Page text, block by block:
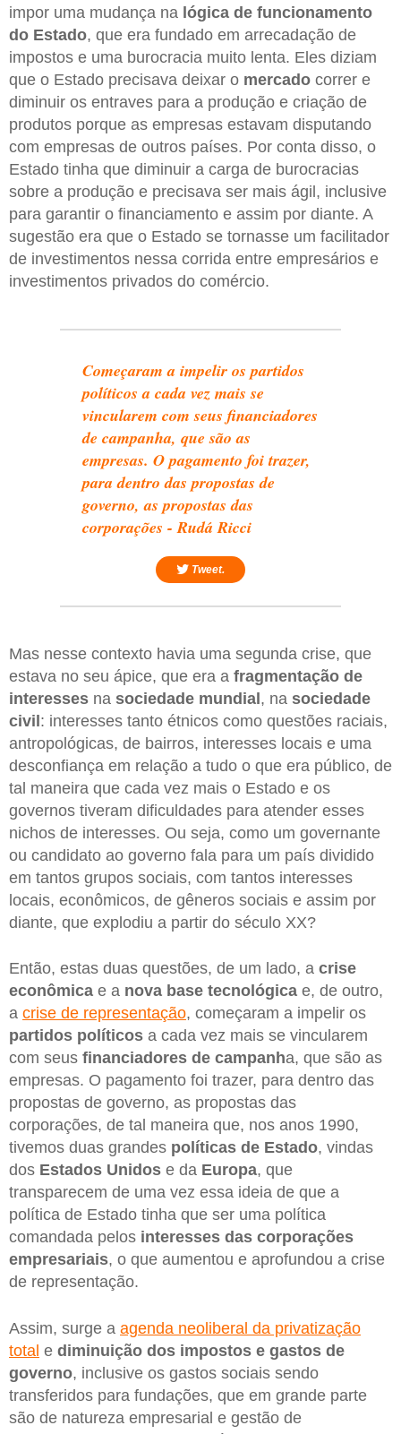
impor uma mudança na lógica de funcionamento
do Estado, que era fundado em arrecadação de
impostos e uma burocracia muito lenta. Eles diziam
que o Estado precisava deixar o mercado correr e
diminuir os entraves para a produção e criação de
produtos porque as empresas estavam disputando
com empresas de outros países. Por conta disso, o
Estado tinha que diminuir a carga de burocracias
sobre a produção e precisava ser mais ágil, inclusive
para garantir o financiamento e assim por diante. A
sugestão era que o Estado se tornasse um facilitador
de investimentos nessa corrida entre empresários e
investimentos privados do comércio.
Começaram a impelir os partidos
políticos a cada vez mais se
vincularem com seus financiadores
de campanha, que são as
empresas. O pagamento foi trazer,
para dentro das propostas de
governo, as propostas das
corporações - Rudá Ricci
Tweet.
Mas nesse contexto havia uma segunda crise, que
estava no seu ápice, que era a fragmentação de
interesses na sociedade mundial, na sociedade
civil: interesses tanto étnicos como questões raciais,
antropológicas, de bairros, interesses locais e uma
desconfiança em relação a tudo o que era público, de
tal maneira que cada vez mais o Estado e os
governos tiveram dificuldades para atender esses
nichos de interesses. Ou seja, como um governante
ou candidato ao governo fala para um país dividido
em tantos grupos sociais, com tantos interesses
locais, econômicos, de gêneros sociais e assim por
diante, que explodiu a partir do século XX?
Então, estas duas questões, de um lado, a crise
econômica e a nova base tecnológica e, de outro,
a crise de representação, começaram a impelir os
partidos políticos a cada vez mais se vincularem
com seus financiadores de campanha, que são as
empresas. O pagamento foi trazer, para dentro das
propostas de governo, as propostas das
corporações, de tal maneira que, nos anos 1990,
tivemos duas grandes políticas de Estado, vindas
dos Estados Unidos e da Europa, que
transparecem de uma vez essa ideia de que a
política de Estado tinha que ser uma política
comandada pelos interesses das corporações
empresariais, o que aumentou e aprofundou a crise
de representação.
Assim, surge a agenda neoliberal da privatização
total e diminuição dos impostos e gastos de
governo, inclusive os gastos sociais sendo
transferidos para fundações, que em grande parte
são de natureza empresarial e gestão de